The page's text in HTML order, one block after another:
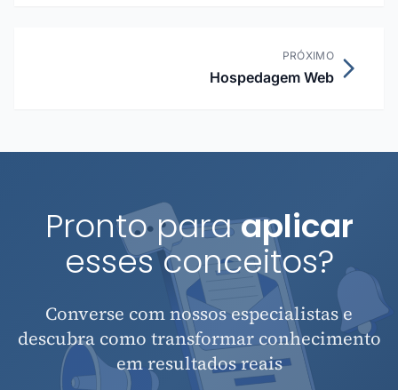
PRÓXIMO
Hospedagem Web
Pronto paraaplicar
esses conceitos?
Converse com nossos especialistas e
descubra como transformar conhecimento
em resultados reais